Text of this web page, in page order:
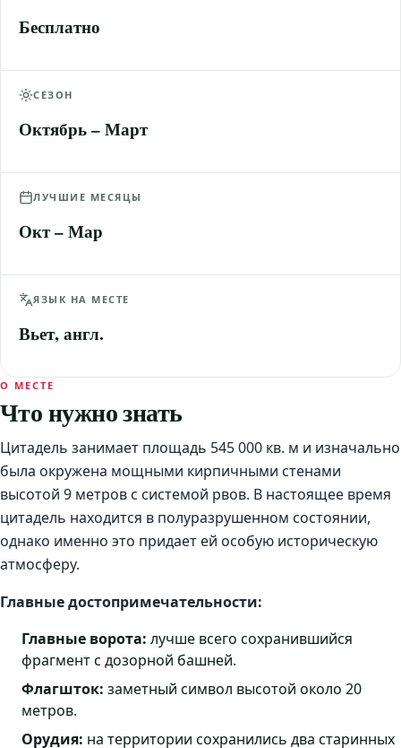
Бесплатно
СЕЗОН
Октябрь – Март
ЛУЧШИЕ МЕСЯЦЫ
Окт – Мар
ЯЗЫК НА МЕСТЕ
Вьет, англ.
О МЕСТЕ
Что нужно знать
Цитадель занимает площадь 545 000 кв. м и изначально
была окружена мощными кирпичными стенами
высотой 9 метров с системой рвов. В настоящее время
цитадель находится в полуразрушенном состоянии,
однако именно это придает ей особую историческую
атмосферу.
Главные достопримечательности:
Главные ворота: лучше всего сохранившийся
фрагмент с дозорной башней.
Флагшток: заметный символ высотой около 20
метров.
Орудия: на территории сохранились два старинных